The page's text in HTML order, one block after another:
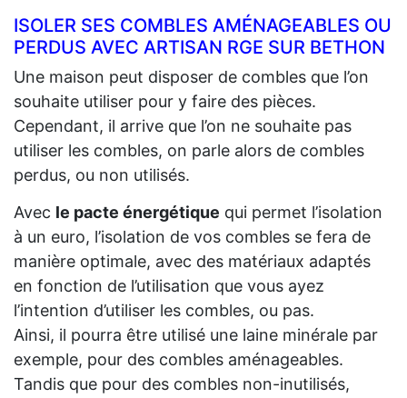
ISOLER SES COMBLES AMÉNAGEABLES OU
PERDUS AVEC ARTISAN RGE SUR BETHON
Une maison peut disposer de combles que l’on
souhaite utiliser pour y faire des pièces.
Cependant, il arrive que l’on ne souhaite pas
utiliser les combles, on parle alors de combles
perdus, ou non utilisés.
Avec le pacte énergétique qui permet l’isolation
à un euro, l’isolation de vos combles se fera de
manière optimale, avec des matériaux adaptés
en fonction de l’utilisation que vous ayez
l’intention d’utiliser les combles, ou pas.
Ainsi, il pourra être utilisé une laine minérale par
exemple, pour des combles aménageables.
Tandis que pour des combles non-inutilisés,